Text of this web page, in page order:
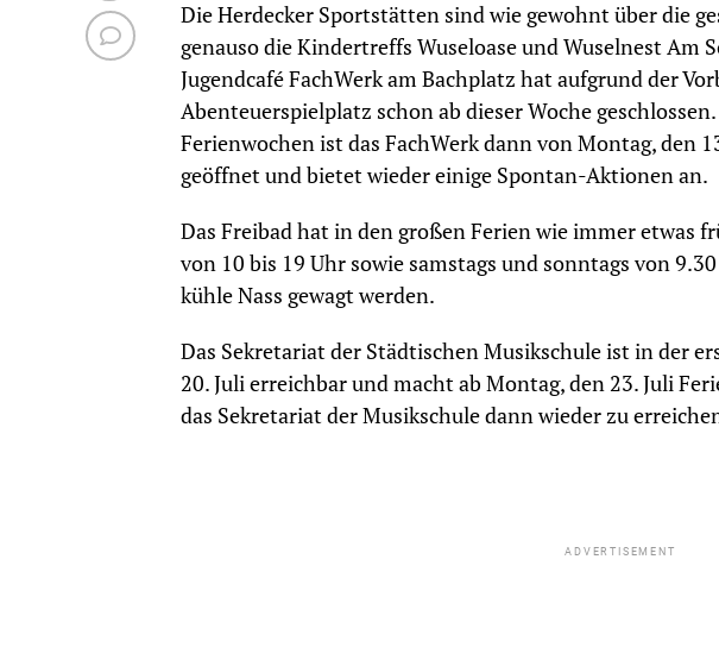
Die Herdecker Sportstätten sind wie gewohnt über die
genauso die Kindertreffs Wuseloase und Wuselnest Am
Jugendcafé FachWerk am Bachplatz hat aufgrund der
Abenteuerspielplatz schon ab dieser Woche
Ferienwochen ist das FachWerk dann von Montag, den
geöffnet und bietet wieder einige Spontan-Aktionen an.
Das Freibad hat in den großen Ferien wie immer etwas
von 10 bis 19 Uhr sowie samstags und sonntags von
kühle Nass gewagt werden.
Das Sekretariat der Städtischen Musikschule ist in der
20. Juli erreichbar und macht ab Montag, den 23. Juli
das Sekretariat der Musikschule dann wieder zu
ADVERTISEMENT